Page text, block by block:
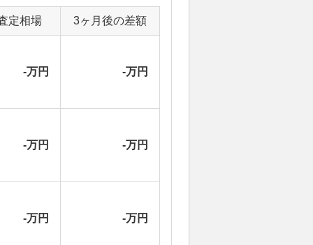
定相場 3ヶ月後の差額
-万円 -万円
-万円 -万円
-万円 -万円